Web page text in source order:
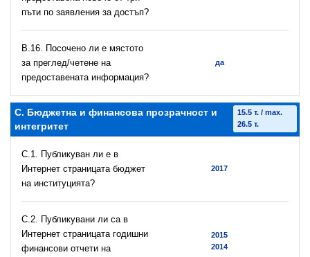
пъти по заявления за достъп?
В.16. Посочено ли е мястото
за преглед/четене на
предоставената информация?
да
C. Бюджетна и финансова прозрачност и
интегритет
15.5 т. / max.
26.5 т.
C.1. Публикуван ли е в
Интернет страницата бюджет
на институцията?
2017
C.2. Публикувани ли са в
Интернет страницата годишни
финансови отчети на
2015
2014